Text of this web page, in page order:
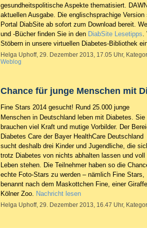
gesundheitspolitische Aspekte thematisiert.
aktuellen Ausgabe. Die englischsprachige
Portal DiabSite ab sofort zum Download bereit.
und -Bücher finden Sie in den DiabSite Lesetipps.
Stöbern in unsere virtuellen Diabetes-Bibliothek
Helga Uphoff, 29. Dezember 2013, 17.05 Uhr,
Weblog
Chance für junge Menschen mit
Fine Stars 2014 gesucht! Rund 25.000 junge
Menschen in Deutschland leben mit Diabetes. Sie
brauchen viel Kraft und mutige Vorbilder. Der
Diabetes Care der Bayer HealthCare Deutschland
sucht deshalb drei Kinder und Jugendliche, die
trotz Diabetes von nichts abhalten lassen und voll
Leben stehen. Die Teilnehmer haben so die
echte Foto-Stars zu werden – nämlich Fine Stars,
benannt nach dem Maskottchen Fine, einer
Kölner Zoo. Nachricht lesen
Helga Uphoff, 29. Dezember 2013, 16.47 Uhr,